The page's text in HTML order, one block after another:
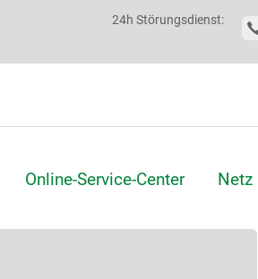
24h Störungsdienst:
Online-Service-Center Netz